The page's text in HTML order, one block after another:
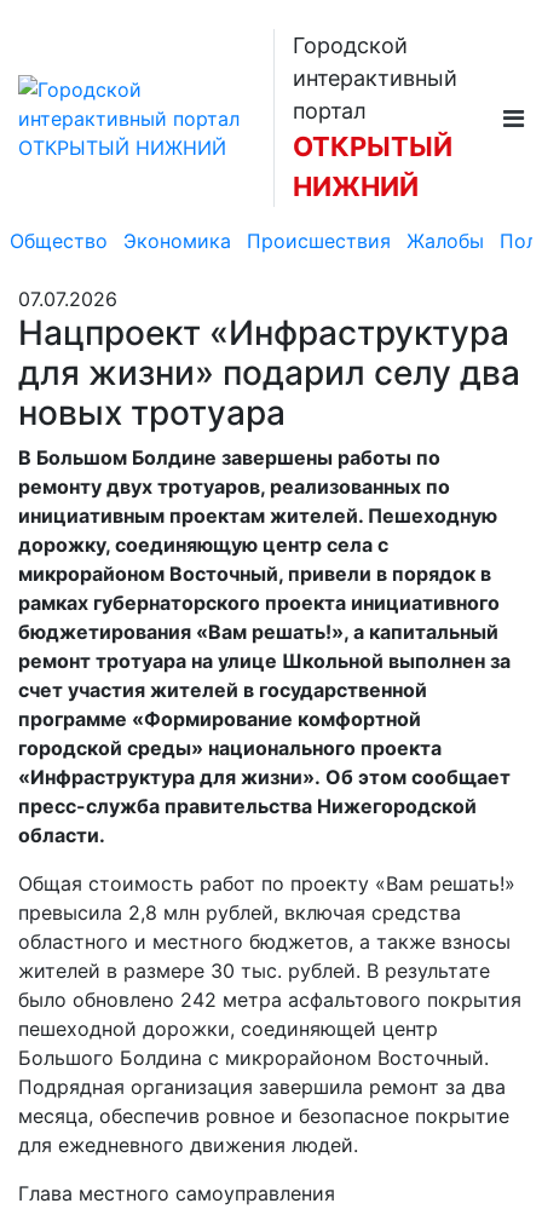
Городской
интерактивный
портал
ОТКРЫТЫЙ
НИЖНИЙ
Общество Экономика Происшествия Жалобы
07.07.2026
Нацпроект «Инфраструктура
для жизни» подарил селу два
новых тротуара
В Большом Болдине завершены работы по
ремонту двух тротуаров, реализованных по
инициативным проектам жителей. Пешеходную
дорожку, соединяющую центр села с
микрорайоном Восточный, привели в порядок в
рамках губернаторского проекта инициативного
бюджетирования «Вам решать!», а капитальный
ремонт тротуара на улице Школьной выполнен за
счет участия жителей в государственной
программе «Формирование комфортной
городской среды» национального проекта
«Инфраструктура для жизни». Об этом сообщает
пресс-служба правительства Нижегородской
области.
Общая стоимость работ по проекту «Вам решать!»
превысила 2,8 млн рублей, включая средства
областного и местного бюджетов, а также взносы
жителей в размере 30 тыс. рублей. В результате
было обновлено 242 метра асфальтового покрытия
пешеходной дорожки, соединяющей центр
Большого Болдина с микрорайоном Восточный.
Подрядная организация завершила ремонт за два
месяца, обеспечив ровное и безопасное покрытие
для ежедневного движения людей.
Глава местного самоуправления